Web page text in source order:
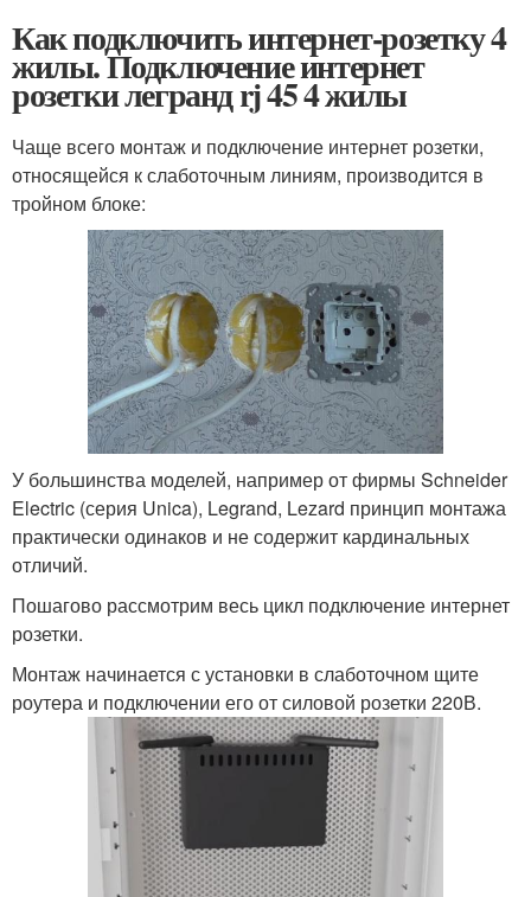
Как подключить интернет-розетку 4
жилы. Подключение интернет
розетки легранд rj 45 4 жилы
Чаще всего монтаж и подключение интернет розетки,
относящейся к слаботочным линиям, производится в
тройном блоке:
У большинства моделей, например от фирмы Schneider
Electric (серия Unica), Legrand, Lezard принцип монтажа
практически одинаков и не содержит кардинальных
отличий.
Пошагово рассмотрим весь цикл подключение интернет
розетки.
Монтаж начинается с установки в слаботочном щите
роутера и подключении его от силовой розетки 220В.